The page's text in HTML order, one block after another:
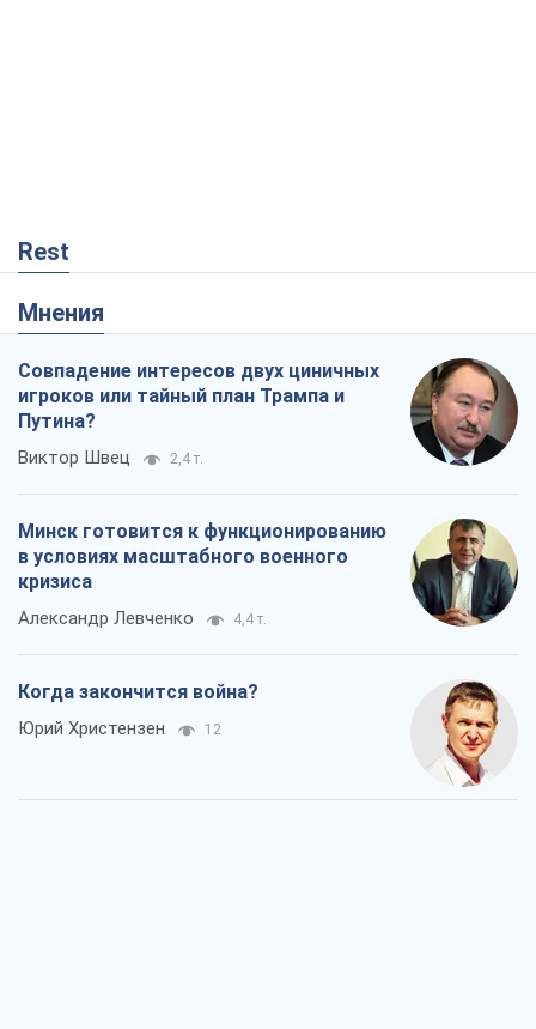
Rest
Мнения
Совпадение интересов двух циничных
игроков или тайный план Трампа и
Путина?
Виктор Швец 2,4 т.
Минск готовится к функционированию
в условиях масштабного военного
кризиса
Александр Левченко 4,4 т.
Когда закончится война?
Юрий Христензен 12